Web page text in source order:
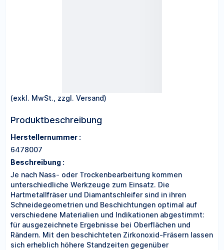
(exkl. MwSt., zzgl. Versand)
Produktbeschreibung
Herstellernummer :
6478007
Beschreibung :
Je nach Nass- oder Trockenbearbeitung kommen
unterschiedliche Werkzeuge zum Einsatz. Die
Hartmetallfräser und Diamantschleifer sind in ihren
Schneidegeometrien und Beschichtungen optimal auf
verschiedene Materialien und Indikationen abgestimmt:
für ausgezeichnete Ergebnisse bei Oberflächen und
Rändern. Mit den beschichteten Zirkonoxid-Fräsern lassen
sich erheblich höhere Standzeiten gegenüber